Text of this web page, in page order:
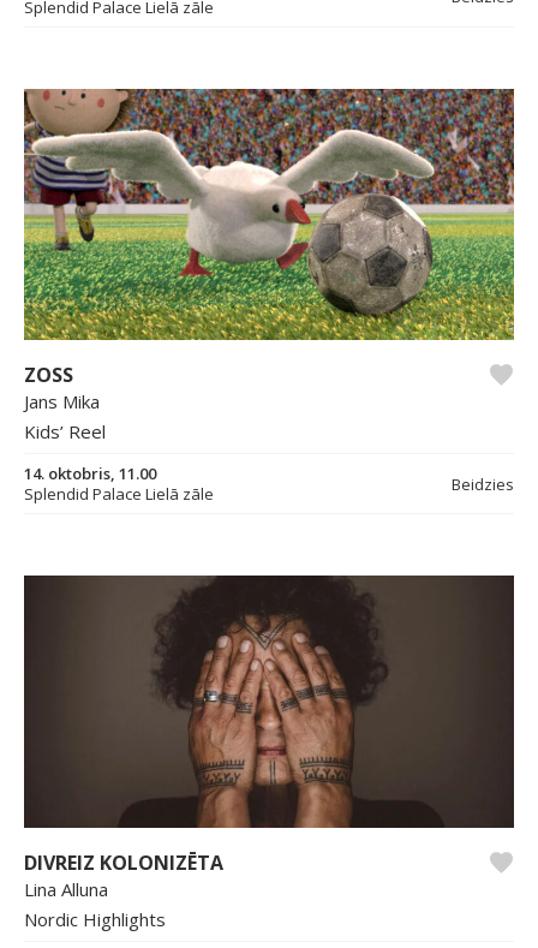
Splendid Palace Lielā zāle
ZOSS
Jans Mika
Kids’ Reel
14. oktobris, 11.00
Splendid Palace Lielā zāle
Beidzies
DIVREIZ KOLONIZĒTA
Lina Alluna
Nordic Highlights